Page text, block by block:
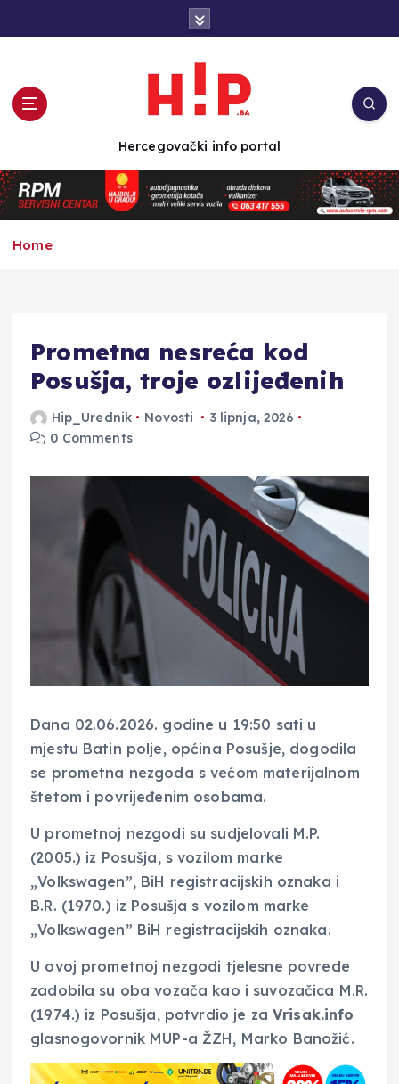
n
t
e
Hercegovački info portal
Home
Prometna nesreća kod
Posušja, troje ozlijeđenih
Hip_Urednik Novosti
3 lipnja, 2026
0 Comments
Dana 02.06.2026. godine u 19:50 sati u
mjestu Batin polje, općina Posušje, dogodila
se prometna nezgoda s većom materijalnom
štetom i povrijeđenim osobama.
U prometnoj nezgodi su sudjelovali M.P.
(2005.) iz Posušja, s vozilom marke
„Volkswagen”, BiH registracijskih oznaka i
B.R. (1970.) iz Posušja s vozilom marke
„Volkswagen” BiH registracijskih oznaka.
U ovoj prometnoj nezgodi tjelesne povrede
zadobila su oba vozača kao i suvozačica M.R.
(1974.) iz Posušja, potvrdio je zaVrisak.info
glasnogovornik MUP-a ŽZH, Marko Banožić.